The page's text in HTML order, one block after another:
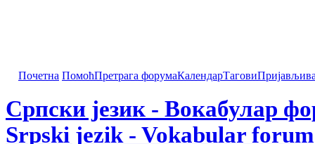
Почетна ПомоћПретрага форумаКалендарТагови
Српски језик - Вокабулар
Srpski jezik - Vokabular forum